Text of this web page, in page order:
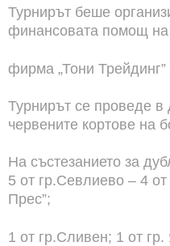
Турнирът беше
финансовата помощ
фирма „Тони Трейдинг”
Турнирът се проведе в
червените кортове на
На състезанието за
5 от гр.Севлиево – 4
Прес”;
1 от гр.Сливен; 1 от